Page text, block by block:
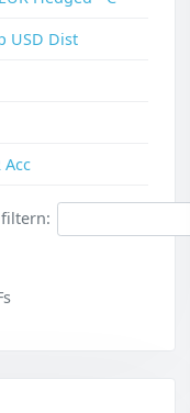
USD Dist
Acc